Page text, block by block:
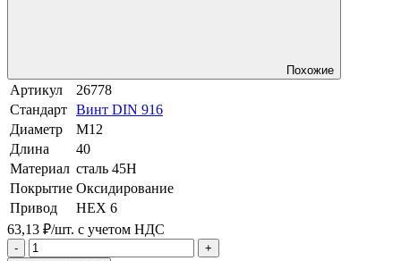
Похожие
Артикул
26778
Стандарт Винт DIN 916
Диаметр
М12
Длина
40
Материал сталь 45Н
Покрытие Оксидирование
Привод
HEX 6
63,13 ₽/шт. с учетом НДС
-
+